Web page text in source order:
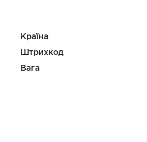
Країна
Штрихкод
Вага